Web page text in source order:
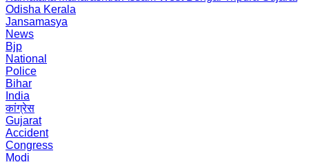
Odisha Kerala
Jansamasya
News
Bjp
National
Police
Bihar
India
कांग्रेस
Gujarat
Accident
Congress
Modi